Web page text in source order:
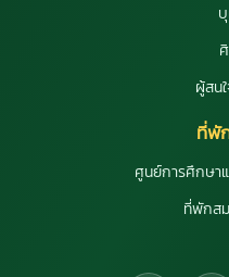
ผู้สน
ที่พั
ศูนย์การศึกษา
ที่พักส